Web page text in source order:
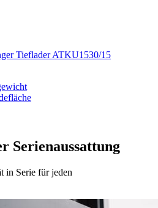
Tieflader ATKU1530/15
Serienaussattung
in Serie für jeden